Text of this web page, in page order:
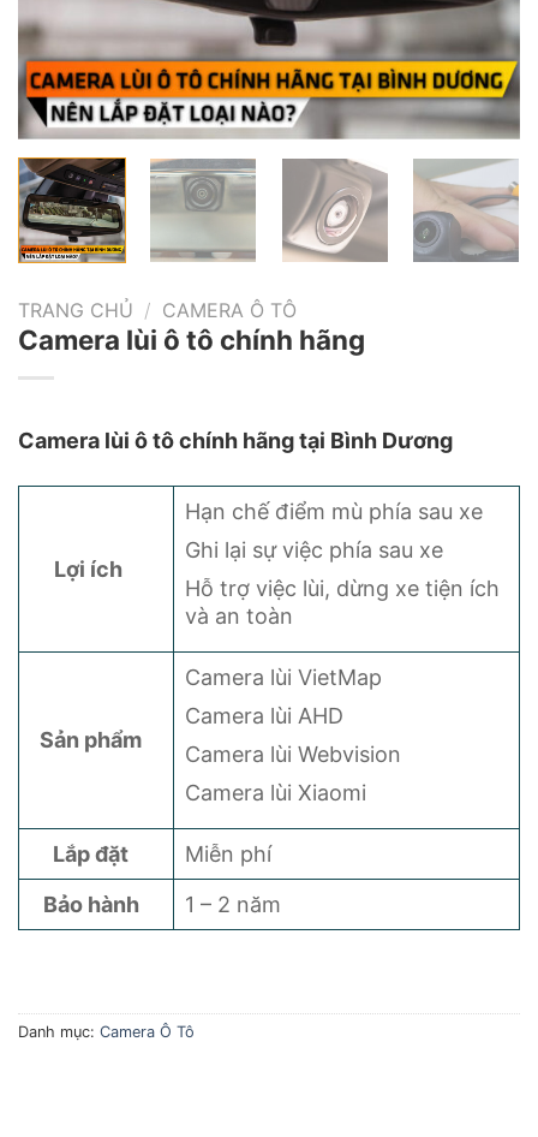
TRANG CHỦ / CAMERA Ô TÔ
Camera lùi ô tô chính hãng
Camera lùi ô tô chính hãng tại Bình Dương
Lợi ích
Hạn chế điểm mù phía sau xe
Ghi lại sự việc phía sau xe
Hỗ trợ việc lùi, dừng xe tiện ích
và an toàn
Sản phẩm
Camera lùi VietMap
Camera lùi AHD
Camera lùi Webvision
Camera lùi Xiaomi
Lắp đặt
Miễn phí
Bảo hành
1 – 2 năm
Danh mục: Camera Ô Tô